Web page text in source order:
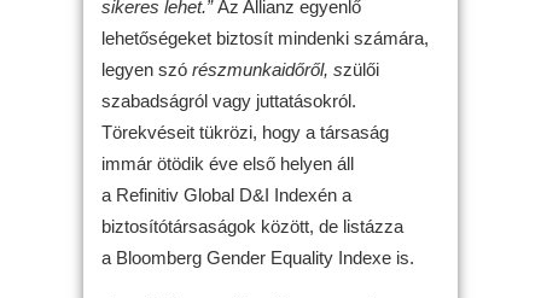
sikeres lehet.”Az Allianz egyenlő
lehetőségeket biztosít mindenki számára,
legyen szó részmunkaidőről, szülői
szabadságról vagy juttatásokról.
Törekvéseit tükrözi, hogy a társaság
immár ötödik éve első helyen áll
a Refinitiv Global D&I Indexén a
biztosítótársaságok között, de listázza
a Bloomberg Gender Equality Indexe is.